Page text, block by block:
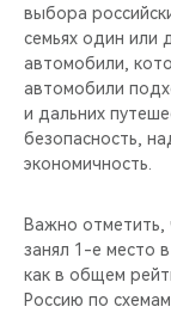
выбора
семьях один или
автомобили,
автомобили
и дальних
безопасность,
экономичность.
Важно отметить,
занял 1-е место
как в общем
Россию по